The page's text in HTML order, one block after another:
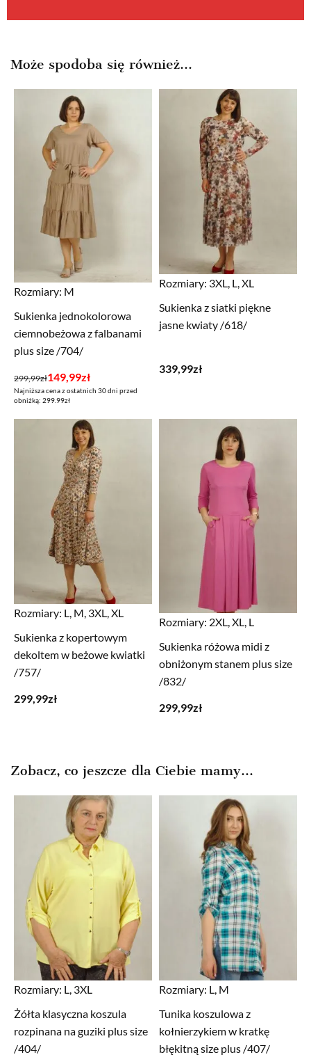
Może spodoba się również…
Rozmiary: M
Sukienka jednokolorowa
ciemnobeżowa z falbanami
plus size /704/
299,99zł
Pierwotna
cena
149,99zł
Aktualna
cena
Najniższa cena z ostatnich 30 dni przed
obniżką: 299.99zł
Rozmiary: 3XL, L, XL
Sukienka z siatki piękne
jasne kwiaty /618/
339,99zł
Rozmiary: L, M, 3XL, XL
Sukienka z kopertowym
dekoltem w beżowe kwiatki
/757/
299,99zł
Rozmiary: 2XL, XL, L
Sukienka różowa midi z
obniżonym stanem plus size
/832/
299,99zł
Zobacz, co jeszcze dla Ciebie mamy...
Rozmiary: L, 3XL
Żółta klasyczna koszula
rozpinana na guziki plus size
/404/
Rozmiary: L, M
Tunika koszulowa z
kołnierzykiem w kratkę
błękitną size plus /407/